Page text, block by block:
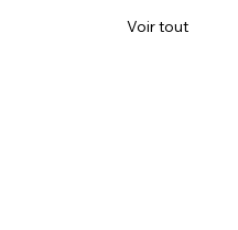
Voir tout